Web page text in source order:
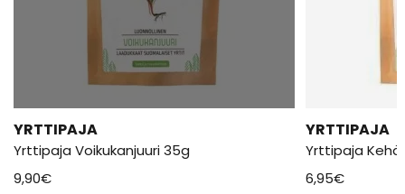
YRTTIPAJA
Yrttipaja Voikukanjuuri 35g
9,90€
YRTTIPAJA
Yrttipaja
6,95€